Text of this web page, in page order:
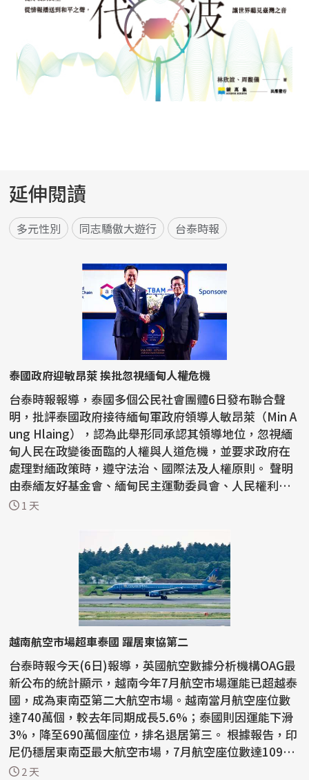
延伸閱讀
多元性別 同志驕傲大遊行 台泰時報
泰國政府迎敏昂萊 挨批忽視緬甸人權危機
台泰時報報導，泰國多個公民社會團體6日發布聯合聲
明，批評泰國政府接待緬甸軍政府領導人敏昂萊（Min A
ung Hlaing），認為此舉形同承認其領導地位，忽視緬
甸人民在政變後面臨的人權與人道危機，並要求政府在
處理對緬政策時，遵守法治、國際法及人權原則。 聲明
由泰緬友好基金會、緬甸民主運動委員會、人民權利與
自由...
1 天
越南航空市場超車泰國 躍居東協第二
台泰時報今天(6日)報導，英國航空數據分析機構OAG最
新公布的統計顯示，越南今年7月航空市場運能已超越泰
國，成為東南亞第二大航空市場。越南當月航空座位數
達740萬個，較去年同期成長5.6%；泰國則因運能下滑
3%，降至690萬個座位，排名退居第三。 根據報告，印
尼仍穩居東南亞最大航空市場，7月航空座位數達1090
萬個...
2 天